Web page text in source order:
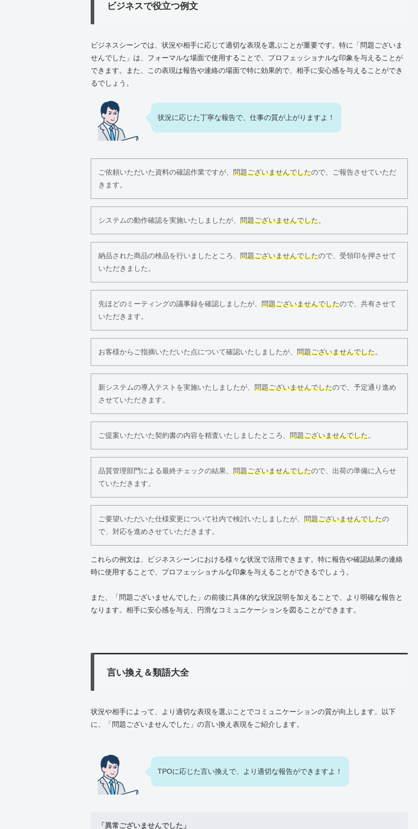
ビジネスで役立つ例文
ビジネスシーンでは、状況や相手に応じて適切な表現を選ぶことが重要です。特に「問題ございま
せんでした」は、フォーマルな場面で使用することで、プロフェッショナルな印象を与えることが
できます。また、この表現は報告や連絡の場面で特に効果的で、相手に安心感を与えることができ
るでしょう。
状況に応じた丁寧な報告で、仕事の質が上がりますよ！
ご依頼いただいた資料の確認作業ですが、 問題ございませんでしたので、ご報告させていただ
きます。
システムの動作確認を実施いたしましたが、 問題ございませんでした。
納品された商品の検品を行いましたところ、 問題ございませんでしたので、受領印を押させて
いただきました。
先ほどのミーティングの議事録を確認しましたが、 問題ございませんでしたので、共有させて
いただきます。
お客様からご指摘いただいた点について確認いたしましたが、 問題ございませんでした。
新システムの導入テストを実施いたしましたが、 問題ございませんでしたので、予定通り進め
させていただきます。
ご提案いただいた契約書の内容を精査いたしましたところ、 問題ございませんでした。
品質管理部門による最終チェックの結果、 問題ございませんでしたので、出荷の準備に入らせ
ていただきます。
ご要望いただいた仕様変更について社内で検討いたしましたが、 問題ございませんでしたの
で、対応を進めさせていただきます。
これらの例文は、ビジネスシーンにおける様々な状況で活用できます。特に報告や確認結果の連絡
時に使用することで、プロフェッショナルな印象を与えることができるでしょう。
また、「問題ございませんでした」の前後に具体的な状況説明を加えることで、より明確な報告と
なります。相手に安心感を与え、円滑なコミュニケーションを図ることができます。
言い換え＆類語大全
状況や相手によって、より適切な表現を選ぶことでコミュニケーションの質が向上します。以下
に、「問題ございませんでした」の言い換え表現をご紹介します。
TPOに応じた言い換えで、より適切な報告ができますよ！
「異常ございませんでした」